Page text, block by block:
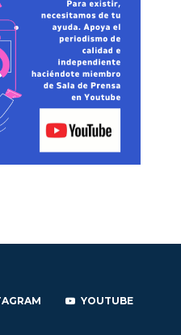
YOUTUBE